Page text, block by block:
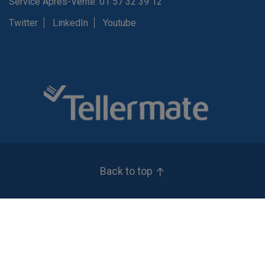
Twitter
LinkedIn Youtube
Back to top